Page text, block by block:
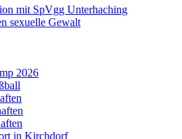
mit SpVgg Unterhaching
sexuelle Gewalt
2026
in Kirchdorf